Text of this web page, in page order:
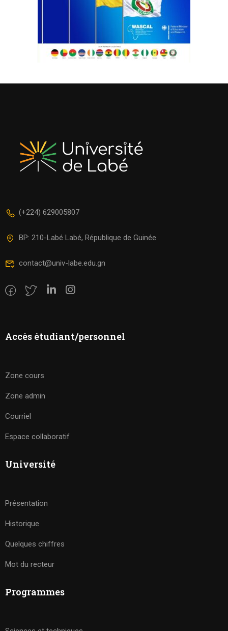
(+224) 629005807
BP: 210-Labé Labé, République de Guinée
contact@univ-labe.edu.gn
Accès étudiant/personnel
Zone cours
Zone admin
Courriel
Espace collaboratif
Université
Présentation
Historique
Quelques chiffres
Mot du recteur
Programmes